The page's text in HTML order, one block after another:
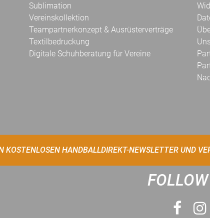
Sublimation
Vereinskollektion
Teampartnerkonzept & Ausrüsterverträge
Textilbedruckung
Digitale Schuhberatung für Vereine
KOSTENLOSEN HANDBALLDIREKT-NEWSLETTER UND